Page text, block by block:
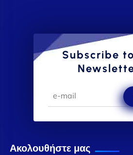
Subscribe
Ακολουθήστε μας